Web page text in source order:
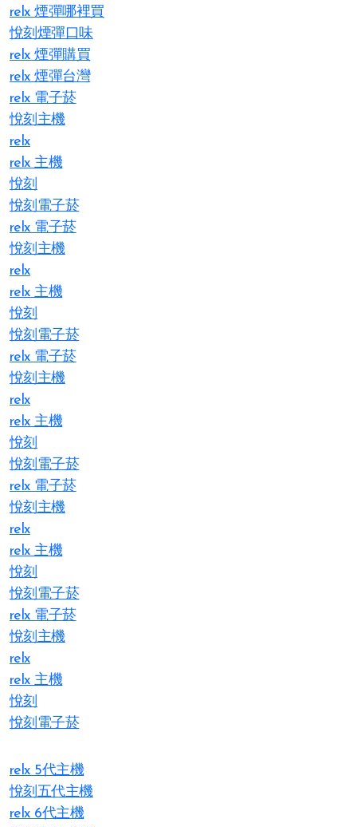
relx 煙彈哪裡買
悅刻煙彈口味
relx 煙彈購買
relx 煙彈台灣
relx 電子菸
悅刻主機
relx
relx 主機
悅刻
悅刻電子菸
relx 電子菸
悅刻主機
relx
relx 主機
悅刻
悅刻電子菸
relx 電子菸
悅刻主機
relx
relx 主機
悅刻
悅刻電子菸
relx 電子菸
悅刻主機
relx
relx 主機
悅刻
悅刻電子菸
relx 電子菸
悅刻主機
relx
relx 主機
悅刻
悅刻電子菸
relx 5代主機
悅刻五代主機
relx 6代主機